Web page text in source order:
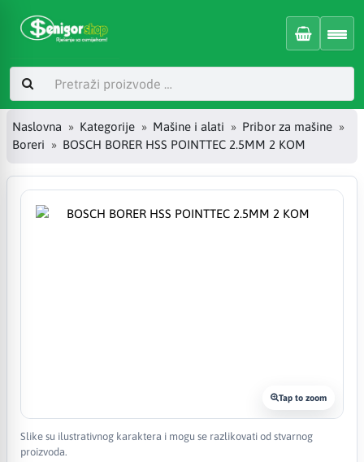
Naslovna Kategorije Mašine i alati
Pribor za mašine
Boreri
BOSCH BORER HSS POINTTEC 2.5MM 2 KOM
Tap to zoom
Slike su ilustrativnog karaktera i mogu se razlikovati od stvarnog
proizvoda.